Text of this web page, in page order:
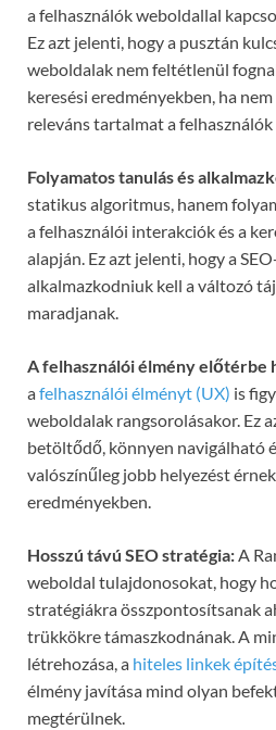
a felhasználók weboldallal
Ez azt jelenti, hogy a pusztán
weboldalak nem feltétlenül
keresési eredményekben, ha
releváns tartalmat a felhasználók
Folyamatos tanulás és
statikus algoritmus, hanem
a felhasználói interakciók és a
alapján. Ez azt jelenti, hogy a
alkalmazkodniuk kell a változó
maradjanak.
A felhasználói élmény előtérbe
afelhasználói élményt (UX) is
weboldalak rangsorolásakor. Ez
betöltődő, könnyen navigálható
valószínűleg jobb helyezést
eredményekben.
Hosszú távú SEO stratégia:A
weboldal tulajdonosokat, hogy
stratégiákra összpontosítsanak
trükkökre támaszkodnának. A
létrehozása, a hiteles linkek
élmény javítása mind olyan
megtérülnek.